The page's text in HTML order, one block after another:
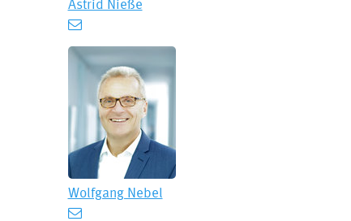
Astrid Nieße
Wolfgang Nebel